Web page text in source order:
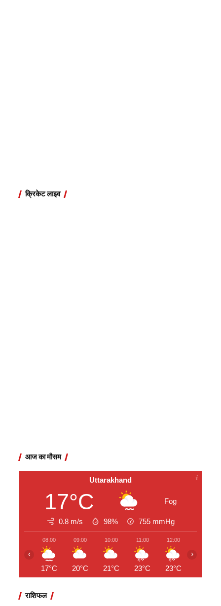
क्रिकेट लाइव
आज का मौसम
Uttarakhand
17°C Fog
0.8 m/s 98% 755 mmHg
08:00
17°C
09:00
20°C
10:00
21°C
11:00
23°C
12:00
23°C
‹ ›
राशिफल